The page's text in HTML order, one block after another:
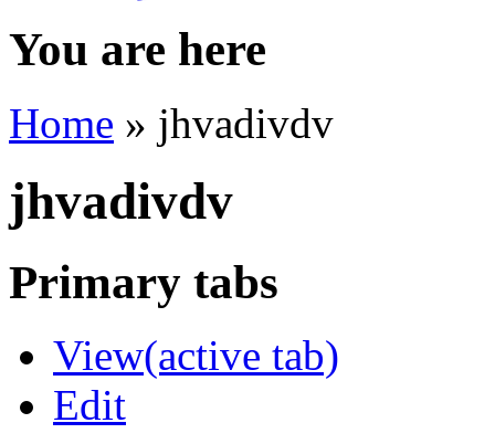
You are here
Home » jhvadivdv
jhvadivdv
Primary tabs
View(active tab)
Edit